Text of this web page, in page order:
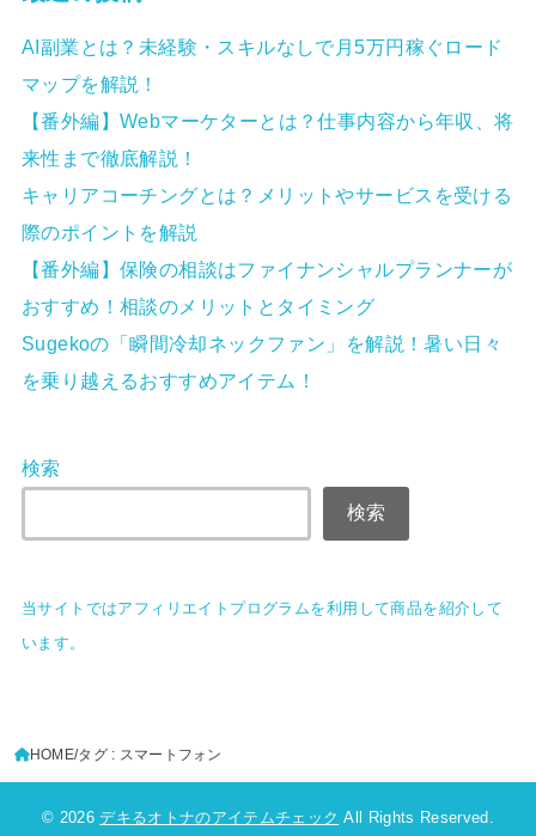
AI副業とは？未経験・スキルなしで月5万円稼ぐロード
マップを解説！
【番外編】Webマーケターとは？仕事内容から年収、将
来性まで徹底解説！
キャリアコーチングとは？メリットやサービスを受ける
際のポイントを解説
【番外編】保険の相談はファイナンシャルプランナーが
おすすめ！相談のメリットとタイミング
Sugekoの「瞬間冷却ネックファン」を解説！暑い日々
を乗り越えるおすすめアイテム！
検索
検索
当サイトではアフィリエイトプログラムを利用して商品を紹介して
います。
HOME タグ : スマートフォン
© 2026デキるオトナのアイテムチェック All Rights Reserved.